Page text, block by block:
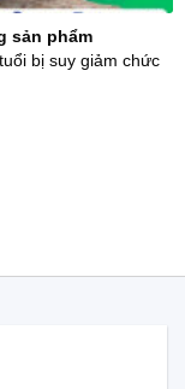
sản phẩm
bị suy giảm chức